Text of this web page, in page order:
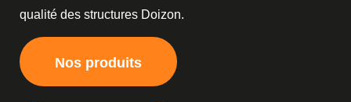
qualité des structures Doizon.
Nos produits